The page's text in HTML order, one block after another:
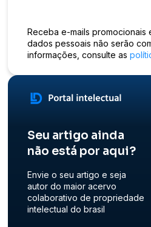
Receba e-mails promocionais
dados pessoais não serão
informações, consulte as
Seu artigo ainda
não está por aqui?
Envie o seu artigo e seja
autor do maior acervo
colaborativo de propriedade
intelectual do brasil